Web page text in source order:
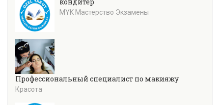
MYK Мастерство Экзамены
Профессиональный специалист по макияжу
Красота